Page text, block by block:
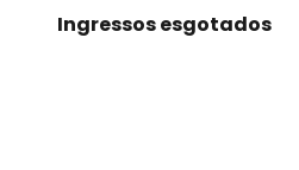
Ingressos esgotados